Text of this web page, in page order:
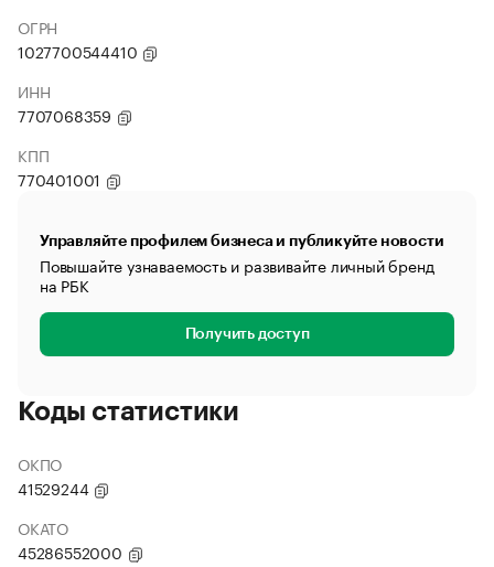
ОГРН
1027700544410
ИНН
7707068359
КПП
770401001
Управляйте профилем бизнеса и публикуйте новости
Повышайте узнаваемость и развивайте личный бренд
на РБК
Получить доступ
Коды статистики
ОКПО
41529244
ОКАТО
45286552000